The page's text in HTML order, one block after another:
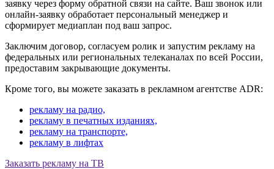
заявку через форму обратной связи на сайте. Ваш звонок или
онлайн-заявку обработает персональный менеджер и
сформирует медиаплан под ваш запрос.
Заключим договор, согласуем ролик и запустим рекламу на
федеральных или региональных телеканалах по всей России,
предоставим закрывающие документы.
Кроме того, вы можете заказать в рекламном агентстве ADR:
рекламу на радио,
рекламу в печатных изданиях,
рекламу на транспорте,
рекламу в лифтах
Заказать рекламу на ТВ